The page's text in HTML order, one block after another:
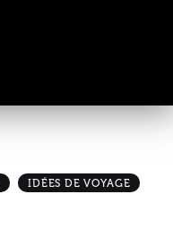
IDÉES DE VOYAGE